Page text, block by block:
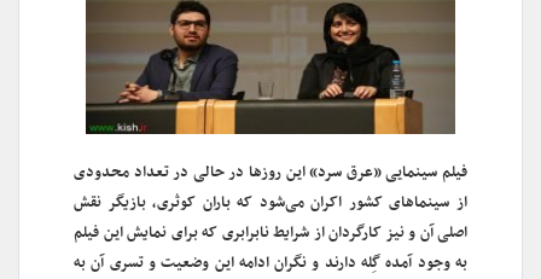
فیلم سینمایی «عرق سرد» این روزها در حالی در تعداد محدودی
از سینماهای کشور اکران می‌شود که باران کوثری، بازیگر نقش
اصلی آن و نیز کارگردان از شرایط نابرابری که برای نمایش این فیلم
به وجود آمده گِله دارند و نگران ادامه این وضعیت و تسری آن به